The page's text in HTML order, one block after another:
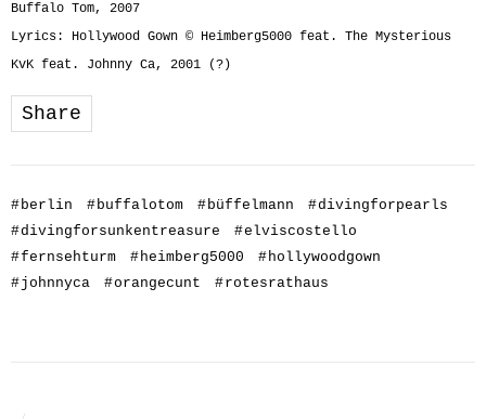
Buffalo Tom, 2007
Lyrics: Hollywood Gown © Heimberg5000 feat. The Mysterious
KvK feat. Johnny Ca, 2001 (?)
Share
#berlin #buffalotom #büffelmann #divingforpearls
#divingforsunkentreasure #elviscostello
#fernsehturm #heimberg5000 #hollywoodgown
#johnnyca #orangecunt #rotesrathaus